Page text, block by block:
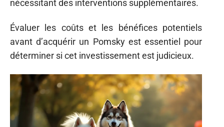
nécessitant des interventions supplémentaires.
Évaluer les coûts et les bénéfices potentiels
avant d’acquérir un Pomsky est essentiel pour
déterminer si cet investissement est judicieux.